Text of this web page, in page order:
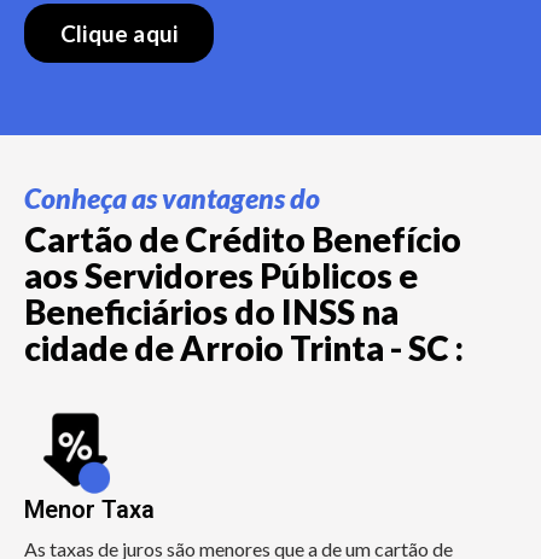
Clique aqui
Conheça as vantagens do
Cartão de Crédito Benefício
aos Servidores Públicos e
Beneficiários do INSS na
cidade de Arroio Trinta - SC :
Menor Taxa
As taxas de juros são menores que a de um cartão de